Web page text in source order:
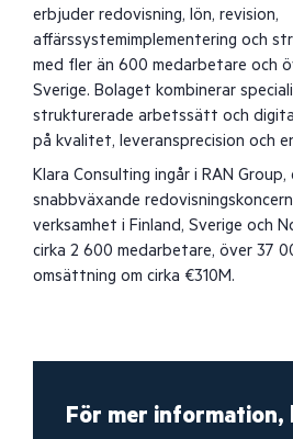
erbjuder redovisning, lön, revision,
affärssystemimplementering och
med fler än 600 medarbetare och
Sverige. Bolaget kombinerar
strukturerade arbetssätt och
på kvalitet, leveransprecision och
Klara Consulting ingår i RAN
snabbväxande
verksamhet i Finland, Sverige och
cirka 2 600 medarbetare, över 37
omsättning om cirka €310M.
För mer information,